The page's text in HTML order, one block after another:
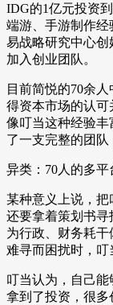
IDG的1亿元投资
端游、手游制作经
易战略研究中心
加入创业团队。
目前简悦的70余
得资本市场的认可
像叮当这种经验
了一支完整的团队
异类：70人的多平
某种意义上说，
还要拿着策划书
为行政、财务耗
难寻而困扰时，
叮当认为，自己
拿到了投资，很